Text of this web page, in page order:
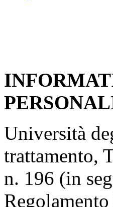
Università
trattamento,
n. 196 (in